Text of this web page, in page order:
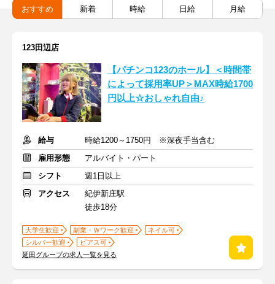
おすすめ 新着 時給 日給 月給
123田辺店
【パチンコ123のホール】＜時間帯
によって採用率UP＞MAX時給1700
円以上☆おしゃれ自由♪
給与
時給1200～1750円 ※深夜手当含む
雇用形態
アルバイト・パート
シフト
週1日以上
アクセス
紀伊新庄駅
徒歩18分
大学生歓迎 副業・Ｗワーク歓迎
ネイル可
シルバー歓迎
ピアス可
延田グループの求人一覧を見る